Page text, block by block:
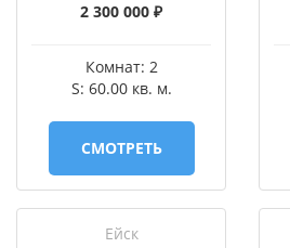
2 300 000 ₽
Комнат: 2
S: 60.00 кв. м.
СМОТРЕТЬ
Ейск